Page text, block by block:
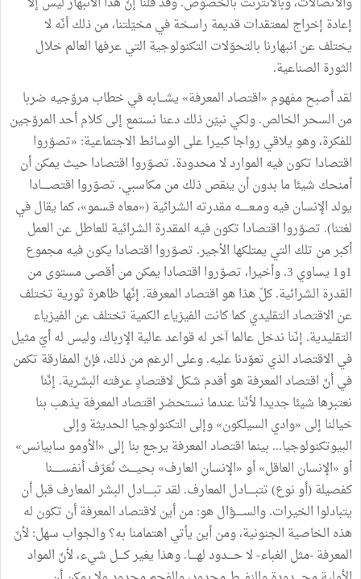
إعادة إخراج لمعتقدات قديمة راسخة في مخيّلتنا، من ذلك أنّه لا
يختلف عن انبهارنا بالتحوّلات التكنولوجية التي عرفها العالم خلال
الثورة الصناعية.
لقد أصبح مفهوم «اقتصاد المعرفة» يشـــابه في خطاب مروّجيه ضربا
من السحر الخالص. ولكي نبيّن ذلك دعنا نستمع إلى كلام أحد المروّجين
للفكرة، وهو يلاقي رواجا كبيرا على الوسائط الاجتماعية: «تصوّروا
اقتصادا تكون فيه الموارد لا محدودة. تصوّروا اقتصادا حيث يمكن أن
أمنحك شيئا ما بدون أن ينقص ذلك من مكاسبي. تصوّروا اقتصـــــادا
يولد الإنسان فيه ومـعـــــه مقدرته الشرائية («معاه قسمو»، كما يقال في
لغتنا). تصوّروا اقتصادا تكون فيه المقدرة الشرائية للعاطل عن العمل
أكبر من تلك التي يمتلكها الأجير. تصوّروا اقتصادا يكون فيه مجموع
1و1 يساوي 3. وأخيرا، تصوّروا اقتصادا يمكن من أقصى مستوى من
القدرة الشرائية. كلّ هذا هو اقتصاد المعرفة. إنّها ظاهرة ثورية تختلف
عن الاقتصاد التقليدي كما كانت الفيزياء الكمية تختلف عن الفيزياء
التقليدية. إنّنا ندخل عالما آخر له قواعد عالية الإرباك، وليس له أيّ مثيل
في الاقتصاد الذي تعوّدنا عليه. وعلى الرغم من ذلك، فإنّ المفارقة تكمن
في أنّ اقتصاد المعرفة هو أقدم شكل لاقتصادٍ عرفته البشرية. إنّنا
نعتبرها شيئا جديدا لأنّنا عندما نستحضر اقتصاد المعرفة يذهب بنا
خيالنا إلى «وادي السيلكون» وإلى التكنولوجيا الحديثة وإلى
البيوتكنولوجيا... بينما اقتصاد المعرفة يرجع بنا إلى «الأومو سابيانس»
أو «الإنسان العاقل» أو «الإنسان العارف» بحيــــث نُعَرّف أنفســــــنا
كفصيلة (أو نوع) تتبـــــادل المعارف. لقد تبـــــادل البشر المعارف قبل أن
يتبادلوا الخيرات. والســـــؤال هو: من أين لاقتصاد المعرفة أن تكون له
هذه الخاصية الجنونية، ومن أين يأتي اهتمامنا به؟ والجواب سهل: لأنّ
المعرفة -مثل الغباء- لا حــــدود لهــــا. وهذا يغير كــــل شيء، لأنّ المواد